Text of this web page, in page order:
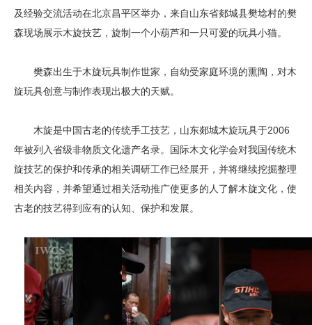
及经验交流活动在北京昌平区举办，来自山东省郯城县樊埝村的樊
森现场展示木旋技艺，旋制一个小葫芦和一只可爱的玩具小猫。
樊森出生于木旋玩具制作世家，自幼受家庭环境的熏陶，对木
旋玩具创意与制作表现出极大的天赋。
木旋是中国古老的传统手工技艺，山东郯城木旋玩具于2006
年被列入省级非物质文化遗产名录。国际木文化学会对我国传统木
旋技艺的保护和传承的相关调研工作已经展开，并将继续挖掘整理
相关内容，并希望通过相关活动推广使更多的人了解木旋文化，使
古老的技艺得到应有的认知、保护和发展。
摄像：iwcs24XZF
责任编辑：iwcs24LKZ/H